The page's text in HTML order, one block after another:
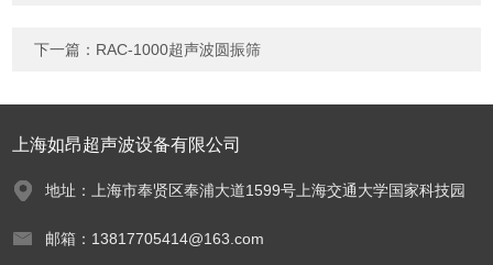
下一篇： RAC-1000超声波圆振筛
上海如昂超声波设备有限公司
地址：上海市奉贤区奉浦大道1599号上海交通大学国家科技园
邮箱：13817705414@163.com